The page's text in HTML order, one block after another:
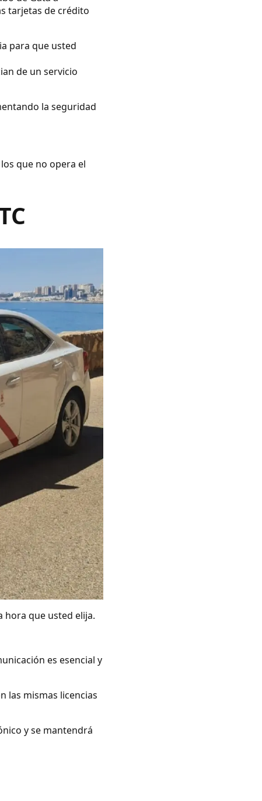
tarjetas de crédito
para que usted
de un servicio
la seguridad
que no opera el
hora que usted elija.
es esencial y
las mismas licencias
y se mantendrá